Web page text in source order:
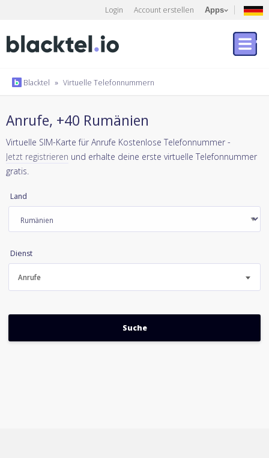
Login Account erstellen Apps
Blacktel » Virtuelle Telefonnummern
Anrufe, +40 Rumänien
Virtuelle SIM-Karte für Anrufe Kostenlose Telefonnummer -
Jetzt registrieren und erhalte deine erste virtuelle Telefonnummer
gratis.
Land
Dienst
Anrufe